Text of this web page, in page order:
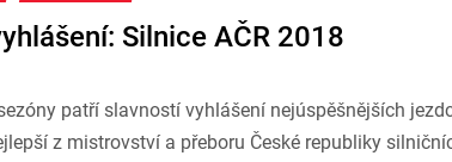
Silnice AČR 2018
patří slavností vyhlášení nejúspěšnějších
z mistrovství a přeboru České republiky